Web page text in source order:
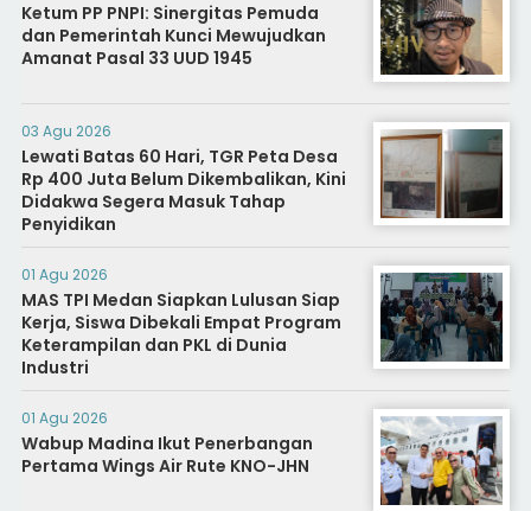
Ketum PP PNPI: Sinergitas Pemuda
dan Pemerintah Kunci Mewujudkan
Amanat Pasal 33 UUD 1945
03 Agu 2026
Lewati Batas 60 Hari, TGR Peta Desa
Rp 400 Juta Belum Dikembalikan, Kini
Didakwa Segera Masuk Tahap
Penyidikan
01 Agu 2026
MAS TPI Medan Siapkan Lulusan Siap
Kerja, Siswa Dibekali Empat Program
Keterampilan dan PKL di Dunia
Industri
01 Agu 2026
Wabup Madina Ikut Penerbangan
Pertama Wings Air Rute KNO-JHN